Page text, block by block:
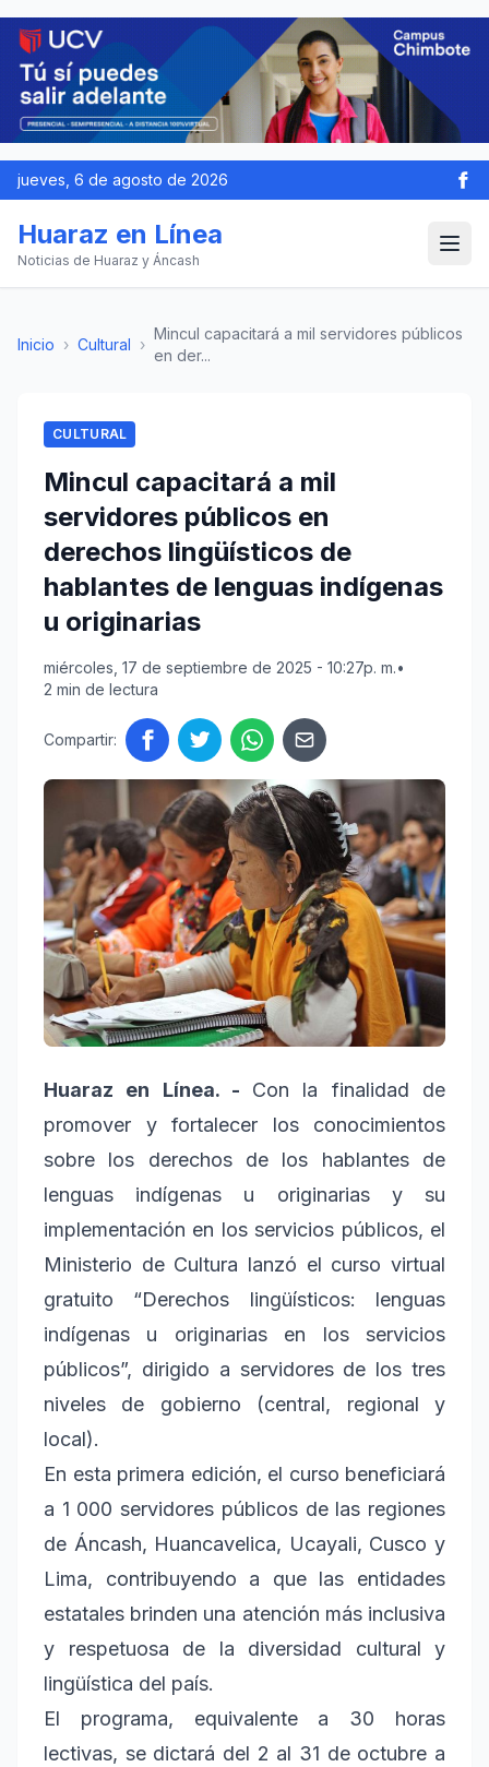
jueves, 6 de agosto de 2026
Huaraz en Línea
Noticias de Huaraz y Áncash
Inicio › Cultural ›
Mincul capacitará a mil servidores públicos
en der...
CULTURAL
Mincul capacitará a mil
servidores públicos en
derechos lingüísticos de
hablantes de lenguas indígenas
u originarias
miércoles, 17 de septiembre de 2025 - 10:27p. m.•
2 min de lectura
Compartir:
Huaraz en Línea. - Con la finalidad de
promover y fortalecer los conocimientos
sobre los derechos de los hablantes de
lenguas indígenas u originarias y su
implementación en los servicios públicos, el
Ministerio de Cultura lanzó el curso virtual
gratuito “Derechos lingüísticos: lenguas
indígenas u originarias en los servicios
públicos”, dirigido a servidores de los tres
niveles de gobierno (central, regional y
local).
En esta primera edición, el curso beneficiará
a 1 000 servidores públicos de las regiones
de Áncash, Huancavelica, Ucayali, Cusco y
Lima, contribuyendo a que las entidades
estatales brinden una atención más inclusiva
y respetuosa de la diversidad cultural y
lingüística del país.
El programa, equivalente a 30 horas
lectivas, se dictará del 2 al 31 de octubre a